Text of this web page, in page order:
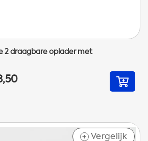
2 draagbare oplader met
+ Vergelijk